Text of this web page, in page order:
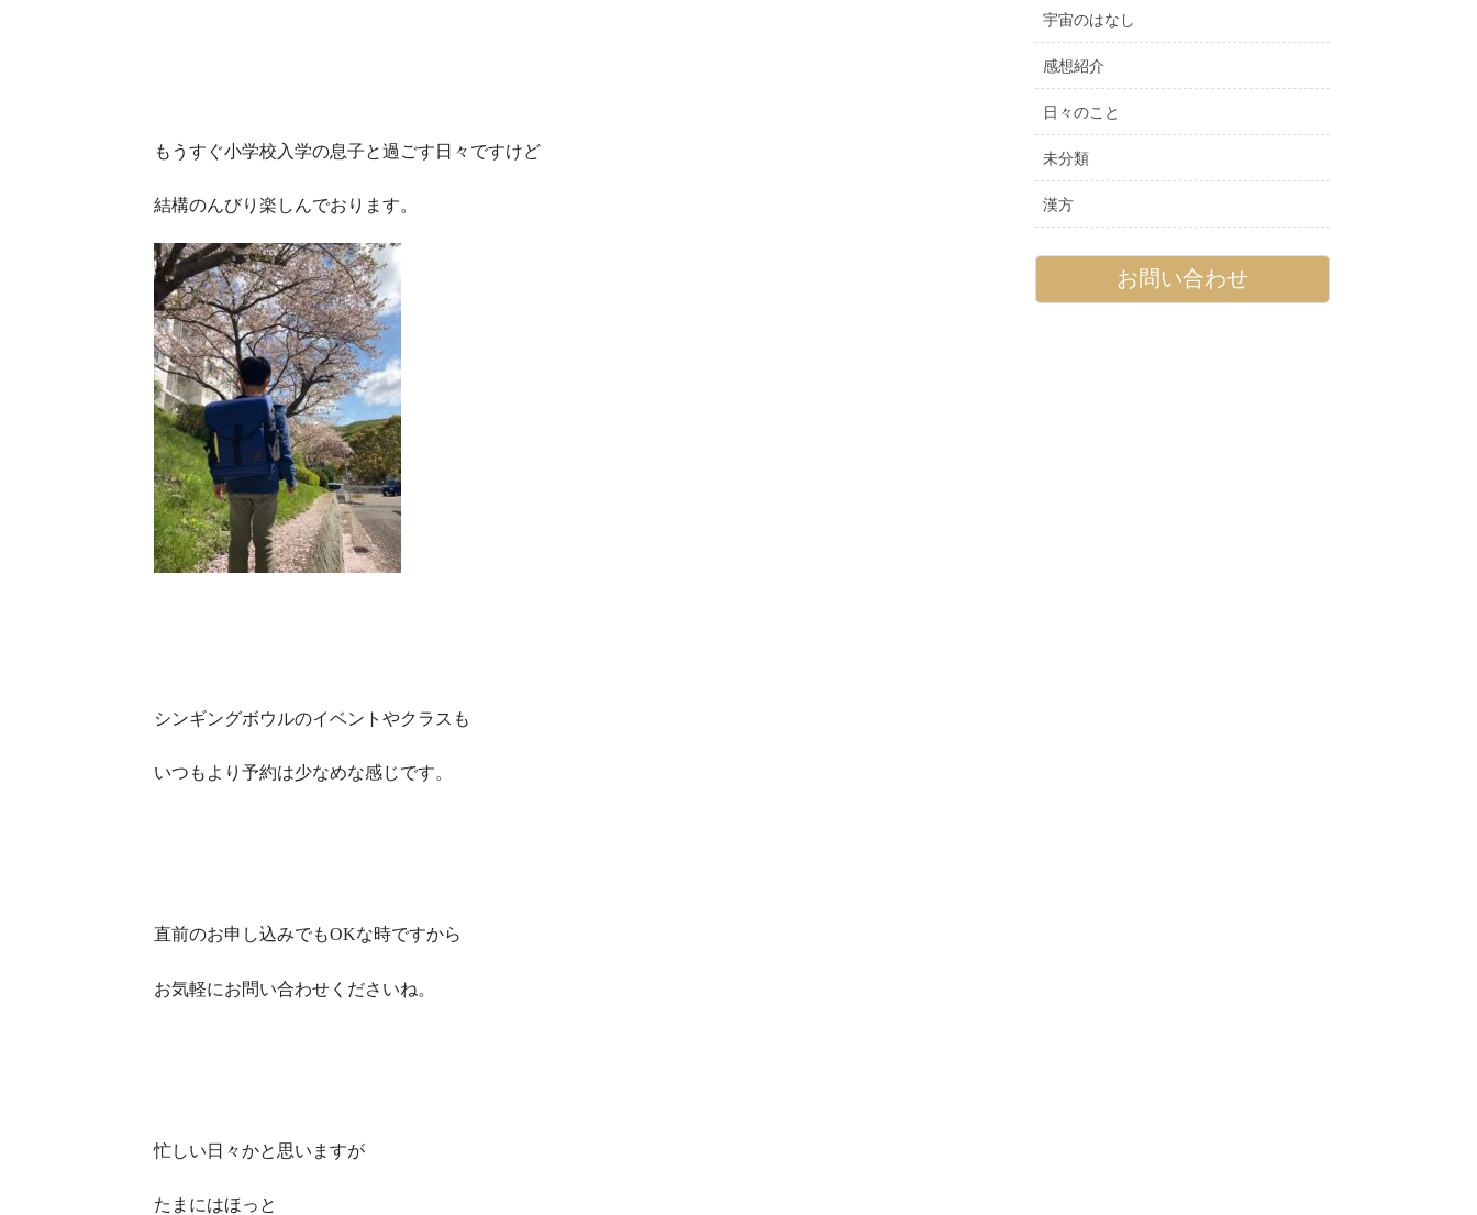
もうすぐ小学校入学の息子と過ごす日々ですけど
結構のんびり楽しんでおります。
シンギングボウルのイベントやクラスも
いつもより予約は少なめな感じです。
直前のお申し込みでもOKな時ですから
お気軽にお問い合わせくださいね。
忙しい日々かと思いますが
たまにはほっと
宇宙のはなし
感想紹介
日々のこと
未分類
漢方
お問い合わせ